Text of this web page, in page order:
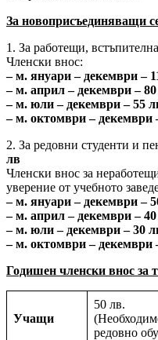
За новоприсъединяващи
1. За работещи,
Членски внос:
– м. януари – декември –
– м. април – декември –
– м. юли – декември – 55
– м. октомври – декември
2. За редовни студенти и
лв
Членски внос за
уверениe от учебното
– м. януари – декември –
– м. април – декември –
– м. юли – декември – 30
– м. октомври – декември
Годишен членски внос за
Учащи
50 лв.
редовно